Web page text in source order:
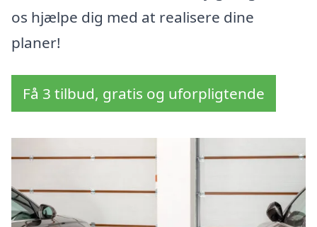
os hjælpe dig med at realisere dine
planer!
Få 3 tilbud, gratis og uforpligtende